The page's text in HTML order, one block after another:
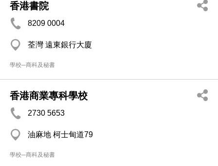
香港書院
8209 0004
荃灣 遠東銀行大廈
學校─商科及秘書
香港商業專科學校
2730 5653
油麻地 柯士甸道79
學校─商科及秘書